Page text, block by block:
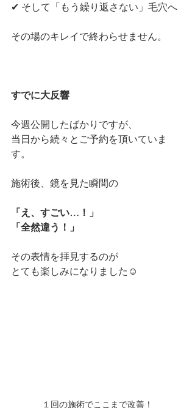
✔ そして「もう繰り返さない」毛穴へ
その場のキレイで終わらせません。
すでに大反響
今週公開したばかりですが、
当日から続々とご予約を頂いていま
す。
施術後、鏡を見た瞬間の
「え、すごい…！」
「全然違う！」
その表情を拝見するのが
とても楽しみになりました☺️
１回の施術でここまで改善！